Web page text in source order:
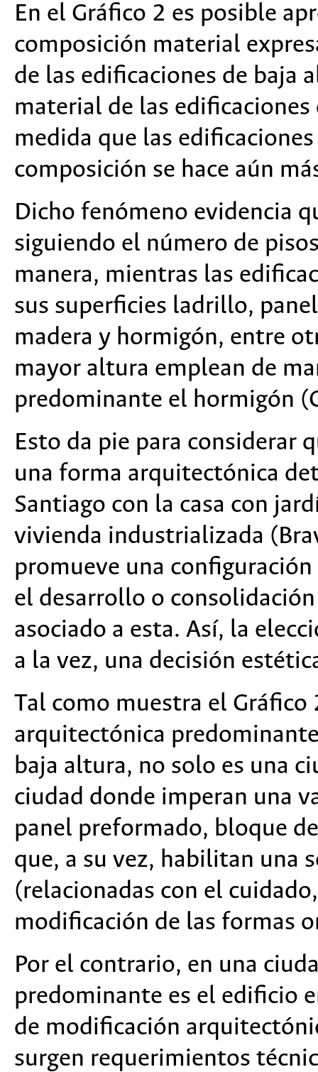
En el Gráfico 2 es posible
composición material
de las edificaciones de baja
material de las
medida que las
composición se hace aún
Dicho fenómeno evidencia
siguiendo el número de
manera, mientras las
sus superficies ladrillo,
madera y hormigón, entre
mayor altura emplean de
predominante el hormigón
Esto da pie para considerar
una forma arquitectónica
Santiago con la casa con
vivienda industrializada
promueve una
el desarrollo o
asociado a esta. Así, la
a la vez, una decisión
Tal como muestra el
arquitectónica
baja altura, no solo es una
ciudad donde imperan una
panel preformado, bloque
que, a su vez, habilitan una
(relacionadas con el
modificación de las formas
Por el contrario, en una
predominante es el edificio
de modificación
surgen requerimientos